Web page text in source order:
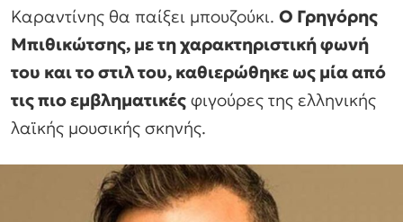
Καραντίνης θα παίξει μπουζούκι. Ο Γρηγόρης
Μπιθικώτσης, με τη χαρακτηριστική φωνή
του και το στιλ του, καθιερώθηκε ως μία από
τις πιο εμβληματικές φιγούρες της ελληνικής
λαϊκής μουσικής σκηνής.